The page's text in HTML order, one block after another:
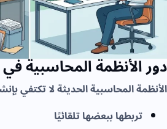
دور الأنظمة المحاسبية
الأنظمة المحاسبية الحديثة لا تكتفي
تربطها ببعضها تلقائيًا